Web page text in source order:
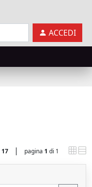
ACCEDI
17 | pagina 1 di 1